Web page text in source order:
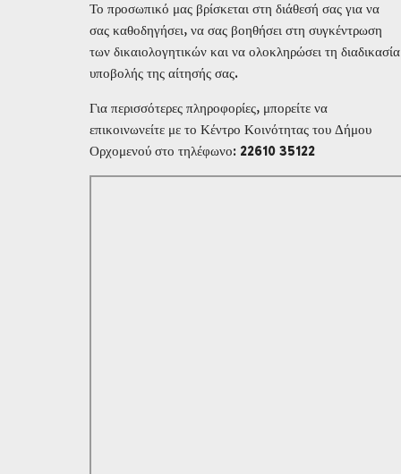
Το προσωπικό μας βρίσκεται στη διάθεσή σας για να
σας καθοδηγήσει, να σας βοηθήσει στη συγκέντρωση
των δικαιολογητικών και να ολοκληρώσει τη διαδικασία
υποβολής της αίτησής σας.
Για περισσότερες πληροφορίες, μπορείτε να
επικοινωνείτε με το Κέντρο Κοινότητας του Δήμου
Ορχομενού στο τηλέφωνο: 22610 35122